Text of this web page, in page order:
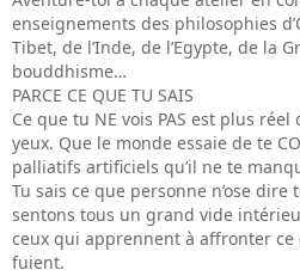
enseignements des philosophies
Tibet, de l’Inde, de l’Egypte, de la
bouddhisme…
PARCE CE QUE TU SAIS
Ce que tu NE vois PAS est plus
yeux. Que le monde essaie de te
palliatifs artificiels qu’il ne te
Tu sais ce que personne n’ose
sentons tous un grand vide
ceux qui apprennent à affronter
fuient.